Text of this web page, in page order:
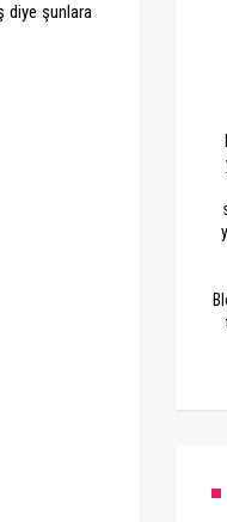
diye şunlara